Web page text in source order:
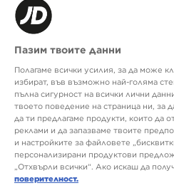
на спортния градски стил.
но и за тези, за които
спортните облекла adidas могат
можеш да намериш в JD Sports?
маратонки – в
от десетилетия се доверяват
и обновените модели от
Пол
Пазим твоите данни
Полагаме всички усилия, за да може
избират, във възможно най-голяма
пълна сигурност на всички лични
твоето поведение на страница ни, за
да ти предлагаме продукти, които да
реклами и да запазваме твоите
и настройките за файловете
персонализирани продуктови
„Отхвърли всички“. Ако искаш да
поверителност.